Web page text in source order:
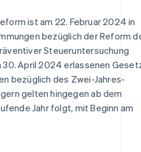
ist am 22. Februar 2024 in
bezüglich der Reform
Steueruntersuchung
April 2024 erlassenen
bezüglich des Zwei-Jahres-
gelten hingegen ab dem
Jahr folgt, mit Beginn am